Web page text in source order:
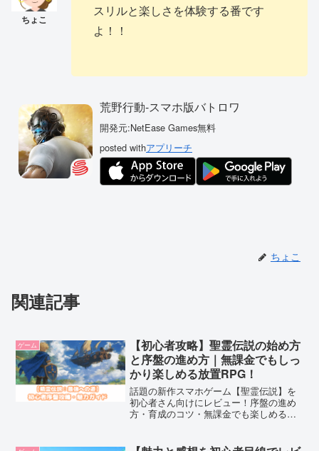
スリルと楽しさを体験する番です
よ！！
荒野行動-スマホ版バトロワ
開発元:NetEase Games無料
posted withアプリーチ
ちょこ
関連記事
ゲーム
【初心者攻略】聖霊伝説の始め方
と序盤の進め方｜無課金でもしっ
かり楽しめる放置RPG！
話題の新作スマホゲーム【聖霊伝説】を
初心者さん向けにレビュー！序盤の進め
方・育成のコツ・無課金でも楽しめるポ